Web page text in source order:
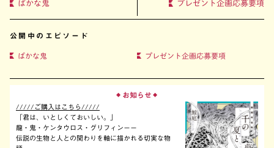
ばかな鬼 プレゼント企画応募要項
公開中のエピソード
ばかな鬼 プレゼント企画応募要項
◆ お知らせ ◆
/////ご購入はこちら/////
「君は、いとしくておいしい。」
龍・鬼・ケンタウロス・グリフィンーー
伝説の生物と人との関わりを軸に描かれる切実な物